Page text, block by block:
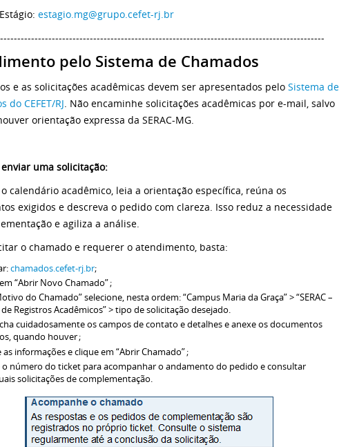
estagio.mg@grupo.cefet-rj.br
pelo Sistema de Chamados
e as solicitações acadêmicas devem ser apresentados pelo Sistema de
do CEFET/RJ. Não encaminhe solicitações acadêmicas por e-mail, salvo
orientação expressa da SERAC-MG.
uma solicitação:
calendário acadêmico, leia a orientação específica, reúna os
exigidos e descreva o pedido com clareza. Isso reduz a necessidade
e agiliza a análise.
o chamado e requerer o atendimento, basta:
chamados.cefet-rj.br;
“Abrir Novo Chamado” ;
do Chamado” selecione, nesta ordem: “Campus Maria da Graça” > “SERAC –
de Registros Acadêmicos” > tipo de solicitação desejado.
cuidadosamente os campos de contato e detalhes e anexe os documentos
quando houver ;
as informações e clique em “Abrir Chamado” ;
número do ticket para acompanhar o andamento do pedido e consultar
solicitações de complementação.